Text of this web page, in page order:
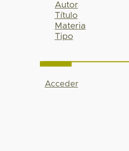
Autor
Título
Materia
Tipo
Acceder